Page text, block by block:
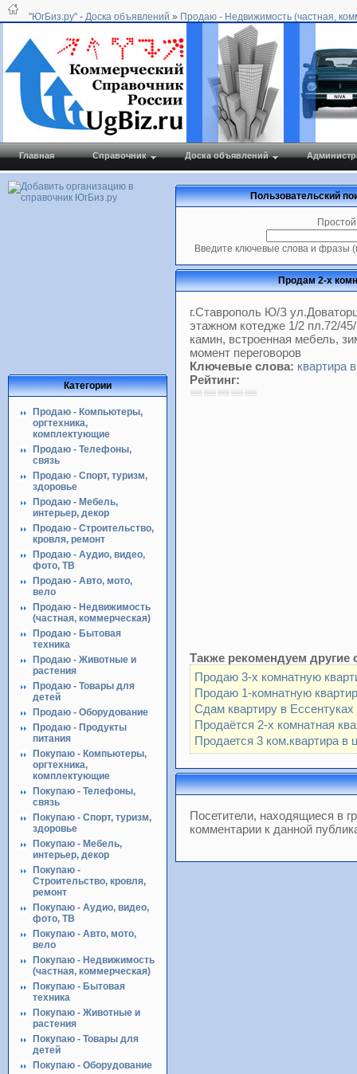
"ЮгБиз.ру" - Доска объявлений » Продаю - Недвижимость (частная,
Главная Справочник Доска объявлений
Пользовательский
Введите ключевые слова и фразы
Продам 2-х
г.Ставрополь Ю/З
этажном котедже 1/2 пл.72/
камин, встроенная мебель,
момент переговоров
Ключевые слова: квартира
Рейтинг:
Также рекомендуем другие
Продаю 3-х комнатную
Продаю 1-комнатную
Сдам квартиру в
Продаётся 2-х комнатная
Продается 3 ком.квартира в
Посетители, находящиеся в
комментарии к данной
Категории
Продаю - Компьютеры,
оргтехника,
комплектующие
Продаю - Телефоны,
связь
Продаю - Спорт, туризм,
здоровье
Продаю - Мебель,
интерьер, декор
Продаю - Строительство,
кровля, ремонт
Продаю - Аудио, видео,
фото, ТВ
Продаю - Авто, мото,
вело
Продаю - Недвижимость
(частная, коммерческая)
Продаю - Бытовая
техника
Продаю - Животные и
растения
Продаю - Товары для
детей
Продаю - Оборудование
Продаю - Продукты
питания
Покупаю - Компьютеры,
оргтехника,
комплектующие
Покупаю - Телефоны,
связь
Покупаю - Спорт, туризм,
здоровье
Покупаю - Мебель,
интерьер, декор
Покупаю -
Строительство, кровля,
ремонт
Покупаю - Аудио, видео,
фото, ТВ
Покупаю - Авто, мото,
вело
Покупаю - Недвижимость
(частная, коммерческая)
Покупаю - Бытовая
техника
Покупаю - Животные и
растения
Покупаю - Товары для
детей
Покупаю - Оборудование